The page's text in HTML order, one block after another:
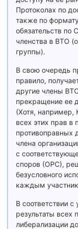
Протоколах по
также по
обязательств по
членства в ВТО
группы).
В свою очередь
правило,
другие члены
прекращение ее
(Хотя, например,
всех этих прав в
противоправных
члена
с
споров (ОРС),
безусловного
каждым
В соответствии
результаты всех
либерализации